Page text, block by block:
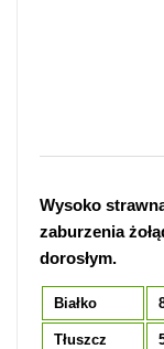
Wysoko
zaburzenia
dorosłym.
Białko
Tłuszcz